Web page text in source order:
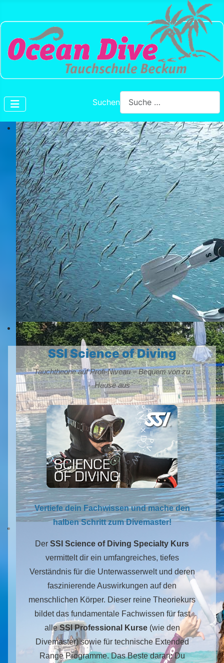
Suchen
SSI Science of Diving
Tauchtheorie auf Profi-Niveau – Bequem von zu
Hause aus
Vertiefe dein Fachwissen und mache den
halben Schritt zum Divemaster!
Der SSI Science of Diving Specialty Kurs
vermittelt dir ein umfangreiches, tiefes
Verständnis für die Unterwasserwelt und deren
faszinierende Auswirkungen auf den
menschlichen Körper. Dieser reine Theoriekurs
bildet das fundamentale Fachwissen für fast
alleSSI Professional Kurse(wie den
Divemaster) sowie für technische Extended
Range Programme. Das Beste daran: Du